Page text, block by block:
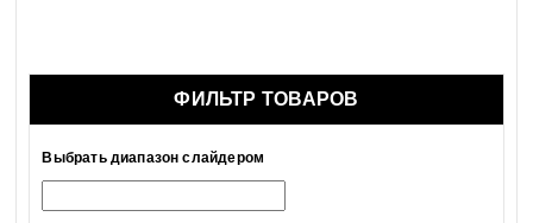
ФИЛЬТР ТОВАРОВ
Выбрать диапазон слайдером